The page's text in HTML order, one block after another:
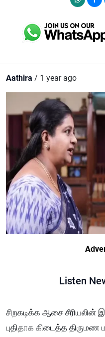
Aathira / 1 year ago
Listen
சிறகடிக்க ஆசை சீரியலின்
புதிதாக கிடைத்த